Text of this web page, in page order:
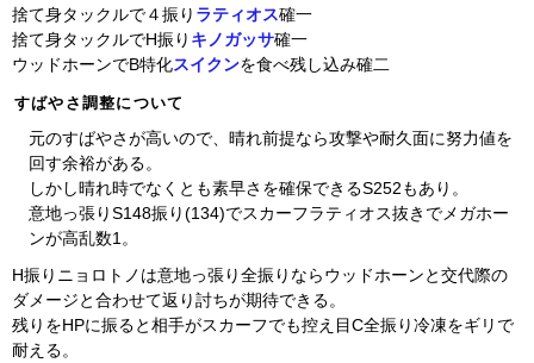
捨て身タックルで４振り ラティオス確一
捨て身タックルでH振り キノガッサ確一
ウッドホーンでB特化スイクンを食べ残し込み確二
すばやさ調整について
元のすばやさが高いので、晴れ前提なら攻撃や耐久面に努力値を
回す余裕がある。
しかし晴れ時でなくとも素早さを確保できるS252もあり。
意地っ張りS148振り(134)でスカーフラティオス抜きでメガホー
ンが高乱数1。
H振りニョロトノは意地っ張り全振りならウッドホーンと交代際の
ダメージと合わせて返り討ちが期待できる。
残りをHPに振ると相手がスカーフでも控え目C全振り冷凍をギリで
耐える。